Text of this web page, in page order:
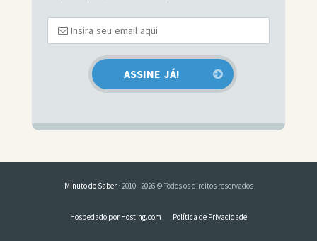
Minuto do Saber· 2010 - 2026 © Todos os direitos reservados
Hospedado por Hosting.com Política de Privacidade